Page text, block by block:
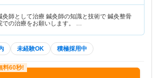
として治療 鍼灸師の知識と技術で 鍼灸整骨
での治療をお願いします。 …
未経験OK 積極採用中